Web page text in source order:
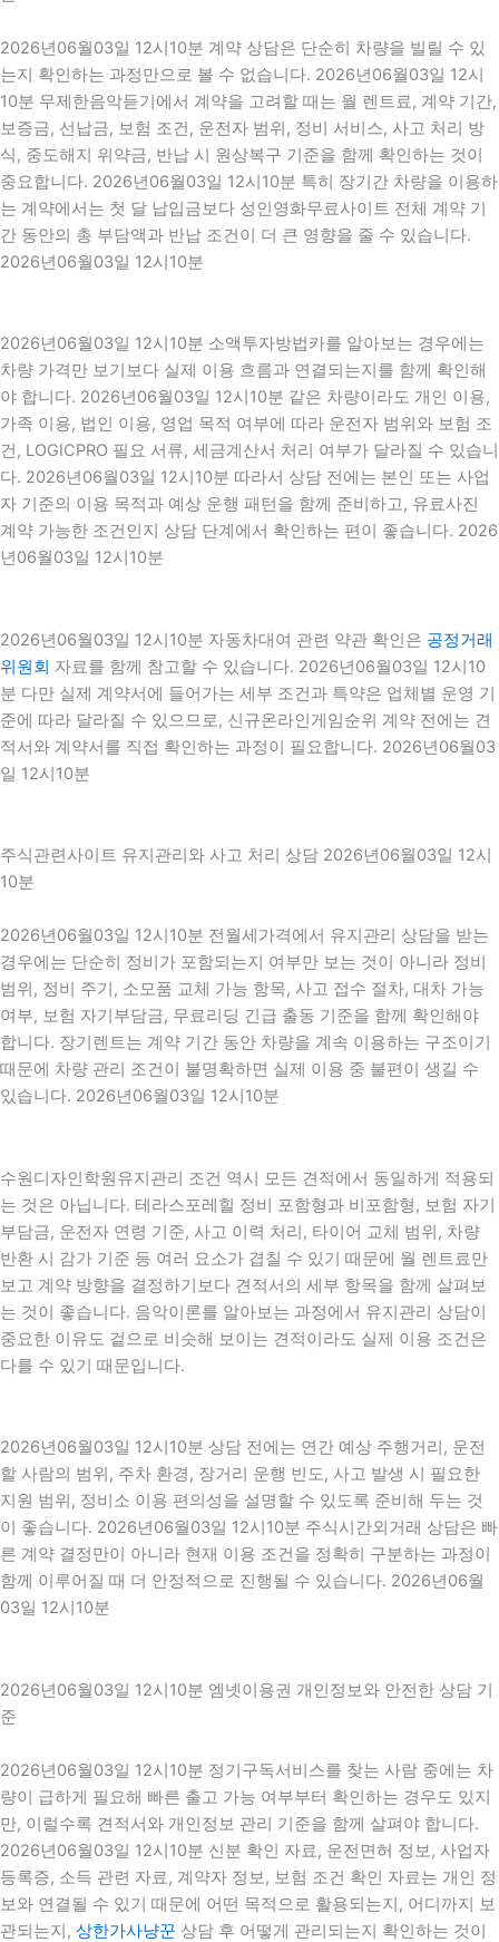
2026년06월03일 12시10분 계약 상담은 단순히 차량을 빌릴 수 있
는지 확인하는 과정만으로 볼 수 없습니다. 2026년06월03일 12시
10분 무제한음악듣기에서 계약을 고려할 때는 월 렌트료, 계약 기간,
보증금, 선납금, 보험 조건, 운전자 범위, 정비 서비스, 사고 처리 방
식, 중도해지 위약금, 반납 시 원상복구 기준을 함께 확인하는 것이
중요합니다. 2026년06월03일 12시10분 특히 장기간 차량을 이용하
는 계약에서는 첫 달 납입금보다 성인영화무료사이트 전체 계약 기
간 동안의 총 부담액과 반납 조건이 더 큰 영향을 줄 수 있습니다.
2026년06월03일 12시10분
2026년06월03일 12시10분 소액투자방법카를 알아보는 경우에는
차량 가격만 보기보다 실제 이용 흐름과 연결되는지를 함께 확인해
야 합니다. 2026년06월03일 12시10분 같은 차량이라도 개인 이용,
가족 이용, 법인 이용, 영업 목적 여부에 따라 운전자 범위와 보험 조
건, LOGICPRO 필요 서류, 세금계산서 처리 여부가 달라질 수 있습니
다. 2026년06월03일 12시10분 따라서 상담 전에는 본인 또는 사업
자 기준의 이용 목적과 예상 운행 패턴을 함께 준비하고, 유료사진
계약 가능한 조건인지 상담 단계에서 확인하는 편이 좋습니다. 2026
년06월03일 12시10분
2026년06월03일 12시10분 자동차대여 관련 약관 확인은 공정거래
위원회 자료를 함께 참고할 수 있습니다. 2026년06월03일 12시10
분 다만 실제 계약서에 들어가는 세부 조건과 특약은 업체별 운영 기
준에 따라 달라질 수 있으므로, 신규온라인게임순위 계약 전에는 견
적서와 계약서를 직접 확인하는 과정이 필요합니다. 2026년06월03
일 12시10분
주식관련사이트 유지관리와 사고 처리 상담 2026년06월03일 12시
10분
2026년06월03일 12시10분 전월세가격에서 유지관리 상담을 받는
경우에는 단순히 정비가 포함되는지 여부만 보는 것이 아니라 정비
범위, 정비 주기, 소모품 교체 가능 항목, 사고 접수 절차, 대차 가능
여부, 보험 자기부담금, 무료리딩 긴급 출동 기준을 함께 확인해야
합니다. 장기렌트는 계약 기간 동안 차량을 계속 이용하는 구조이기
때문에 차량 관리 조건이 불명확하면 실제 이용 중 불편이 생길 수
있습니다. 2026년06월03일 12시10분
수원디자인학원유지관리 조건 역시 모든 견적에서 동일하게 적용되
는 것은 아닙니다. 테라스포레힐 정비 포함형과 비포함형, 보험 자기
부담금, 운전자 연령 기준, 사고 이력 처리, 타이어 교체 범위, 차량
반환 시 감가 기준 등 여러 요소가 겹칠 수 있기 때문에 월 렌트료만
보고 계약 방향을 결정하기보다 견적서의 세부 항목을 함께 살펴보
는 것이 좋습니다. 음악이론를 알아보는 과정에서 유지관리 상담이
중요한 이유도 겉으로 비슷해 보이는 견적이라도 실제 이용 조건은
다를 수 있기 때문입니다.
2026년06월03일 12시10분 상담 전에는 연간 예상 주행거리, 운전
할 사람의 범위, 주차 환경, 장거리 운행 빈도, 사고 발생 시 필요한
지원 범위, 정비소 이용 편의성을 설명할 수 있도록 준비해 두는 것
이 좋습니다. 2026년06월03일 12시10분 주식시간외거래 상담은 빠
른 계약 결정만이 아니라 현재 이용 조건을 정확히 구분하는 과정이
함께 이루어질 때 더 안정적으로 진행될 수 있습니다. 2026년06월
03일 12시10분
2026년06월03일 12시10분 엠넷이용권 개인정보와 안전한 상담 기
준
2026년06월03일 12시10분 정기구독서비스를 찾는 사람 중에는 차
량이 급하게 필요해 빠른 출고 가능 여부부터 확인하는 경우도 있지
만, 이럴수록 견적서와 개인정보 관리 기준을 함께 살펴야 합니다.
2026년06월03일 12시10분 신분 확인 자료, 운전면허 정보, 사업자
등록증, 소득 관련 자료, 계약자 정보, 보험 조건 확인 자료는 개인 정
보와 연결될 수 있기 때문에 어떤 목적으로 활용되는지, 어디까지 보
관되는지, 상한가사냥꾼 상담 후 어떻게 관리되는지 확인하는 것이